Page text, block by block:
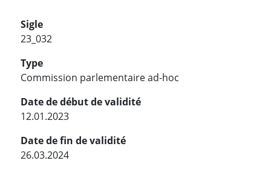
Sigle
23_032
Type
Commission parlementaire ad-hoc
Date de début de validité
12.01.2023
Date de fin de validité
26.03.2024